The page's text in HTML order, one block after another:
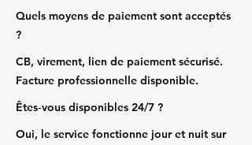
Quels moyens de paiement sont acceptés
?
CB, virement, lien de paiement sécurisé.
Facture professionnelle disponible.
Êtes‑vous disponibles 24/7 ?
Oui, le service fonctionne jour et nuit sur